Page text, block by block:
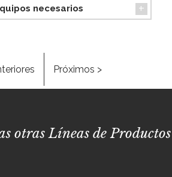
necesarios
Próximos >
otras Líneas de Productos